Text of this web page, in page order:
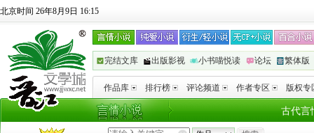
北京时间 26年8月9日 16:15
完结文库 出版影视 小书喵悦读 论坛 繁体版
作品库 排行榜 评论频道 作者专区 版权专
古代言